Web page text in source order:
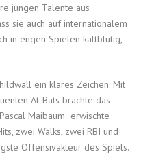
jungen Talente aus
sie auch auf internationalem
in engen Spielen kaltblütig,
ein klares Zeichen. Mit
At-Bats brachte das
Maibaum erwischte
zwei Walks, zwei RBI und
Offensivakteur des Spiels.